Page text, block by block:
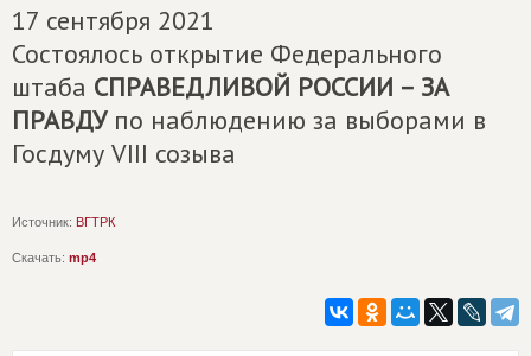
17 сентября 2021
Состоялось открытие Федерального
штаба СПРАВЕДЛИВОЙ РОССИИ – ЗА
ПРАВДУпо наблюдению за выборами в
Госдуму VIII созыва
Источник: ВГТРК
Скачать: mp4